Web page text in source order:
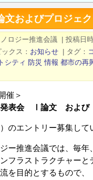
およびプロジェ
ロジー推進会議 | 投稿日
ックス お知らせ | タグ
シティ 防災 情報 都市の再
催＞
発表会 Ⅰ論文 およ
のエントリー募集して
ー推進会議では、毎年
フラストラクチャー
を目的とするもので、